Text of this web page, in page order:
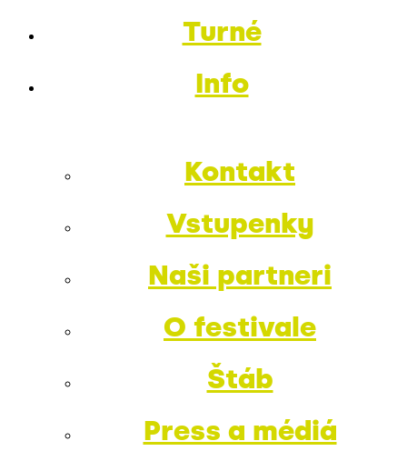
Turné
Info
Kontakt
Vstupenky
Naši partneri
O festivale
Štáb
Press a médiá